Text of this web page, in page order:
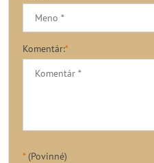
Komentár:*
*(Povinné)